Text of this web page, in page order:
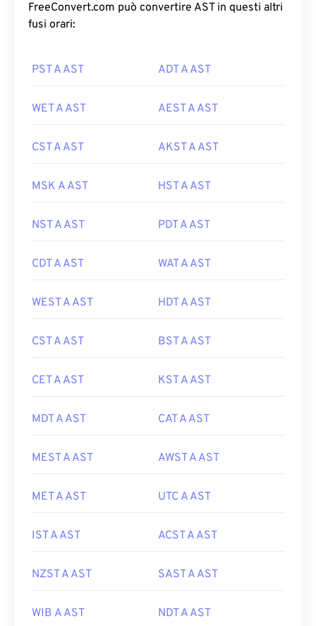
FreeConvert.com può convertire AST in questi altri
fusi orari:
PST A AST ADT A AST
WET A AST AEST A AST
CST A AST AKST A AST
MSK A AST HST A AST
NST A AST PDT A AST
CDT A AST WAT A AST
WEST A AST HDT A AST
CST A AST BST A AST
CET A AST KST A AST
MDT A AST CAT A AST
MEST A AST AWST A AST
MET A AST UTC A AST
IST A AST ACST A AST
NZST A AST SAST A AST
WIB A AST NDT A AST